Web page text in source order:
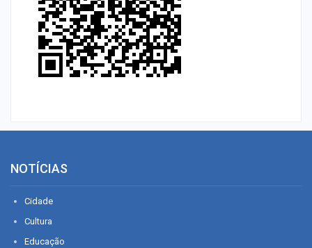
NOTÍCIAS
Cidade
Cultura
Educação